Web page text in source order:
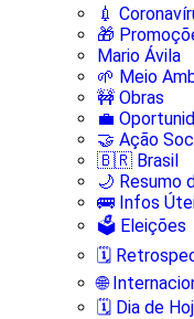
💉
🎁
Mario Ávila
🌱 Meio
🚧 Obras
💼
🤝 Ação
🇧🇷 Brasil
🌙 Resumo
🚌 Infos
🗳️ Eleições
🗓️
🌐
🗓️ Dia de